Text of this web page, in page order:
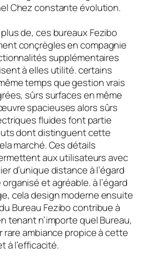
Chez constante évolution.
de, ces bureaux Fezibo
conçrègles en compagnie
supplémentaires
à elles utilité. certains
temps que gestion vrais
sûrs surfaces en même
spacieuses alors sûrs
fluides font partie
dont distinguent cette
marché. Ces détails
aux utilisateurs avec
d’unique distance à l’égard
et agréable. à l’égard
cela design moderne ensuite
Bureau Fezibo contribue à
tenant n’importe quel Bureau,
rare ambiance propice à cette
à l’efficacité.